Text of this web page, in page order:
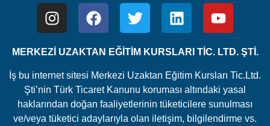
faaliyetleri için kullanılmaktadır.
içeriği kısmen ve/veya tamamen kullanılamaz.
Bu sitede size daha iyi bir deneyim sunabilmek adına, bu
sayfayı ziyaretinizle ilgili bilgileri toplamak amaçlı çerezler